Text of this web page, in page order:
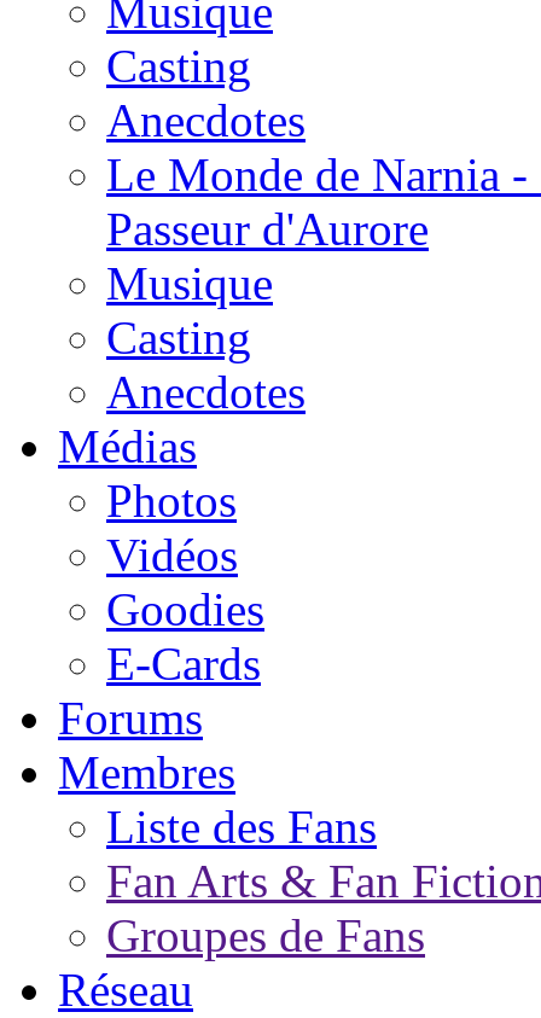
Musique
Casting
Anecdotes
Le Monde de Narnia
Passeur d'Aurore
Musique
Casting
Anecdotes
Médias
Photos
Vidéos
Goodies
E-Cards
Forums
Membres
Liste des Fans
Fan Arts & Fan
Groupes de Fans
Réseau